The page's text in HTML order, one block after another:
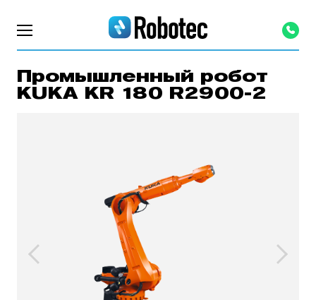
Промышленный робот
KUKA KR 180 R2900-2